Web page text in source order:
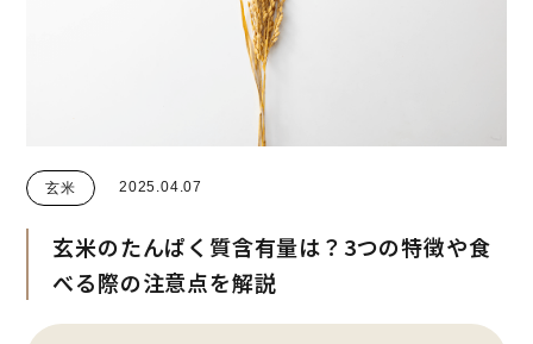
玄米 2025.04.07
玄米のたんぱく質含有量は？3つの特徴や食
べる際の注意点を解説